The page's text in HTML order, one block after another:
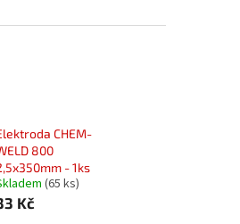
CHEM-
800
- 1ks
(65 ks)
Kč